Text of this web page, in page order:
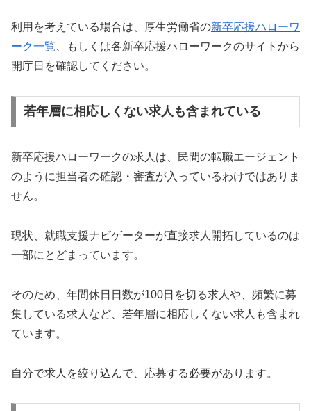
利用を考えている場合は、厚生労働省の新卒応援ハローワ
ーク一覧 、もしくは各新卒応援ハローワークのサイトから
開庁日を確認してください。
若年層に相応しくない求人も含まれている
新卒応援ハローワークの求人は、民間の転職エージェント
のように担当者の確認・審査が入っているわけではありま
せん。
現状、就職支援ナビゲーターが直接求人開拓しているのは
一部にとどまっています。
そのため、年間休日日数が100日を切る求人や、頻繁に募
集している求人など、若年層に相応しくない求人も含まれ
ています。
自分で求人を絞り込んで、応募する必要があります。